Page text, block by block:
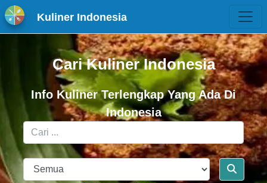
Kuliner Indonesia
Cari Kuliner Indonesia
Info Kuliner Terlengkap Yang Ada Di
Indonesia